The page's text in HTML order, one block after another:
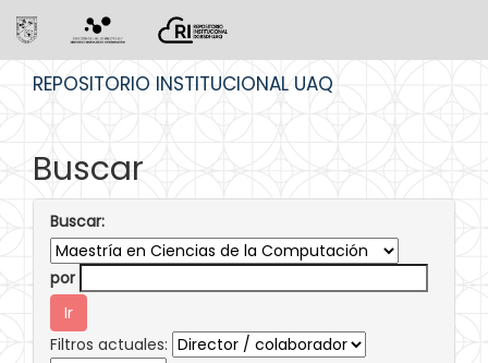
REPOSITORIO INSTITUCIONAL UAQ
Buscar
Buscar:
por
Filtros actuales: